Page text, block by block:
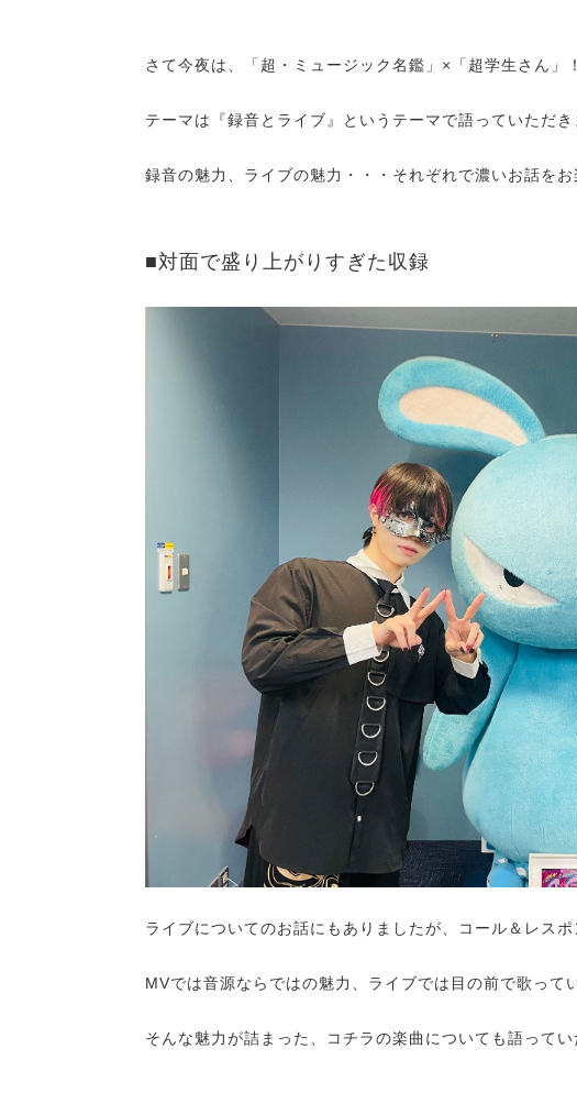
さて今夜は、「超・ミュージック名鑑」×「超学生さん」！
テーマは『録音とライブ』というテーマで語っていただ
録音の魅力、ライブの魅力・・・それぞれで濃いお話を
■対面で盛り上がりすぎた収録
ライブについてのお話にもありましたが、コール＆レス
MVでは音源ならではの魅力、ライブでは目の前で歌って
そんな魅力が詰まった、コチラの楽曲についても語ってい